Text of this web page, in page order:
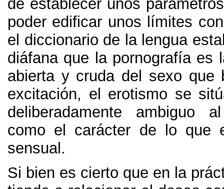
de establecer unos
poder edificar unos límites
el diccionario de la lengua
diáfana que la pornografía es
abierta y cruda del sexo que
excitación, el erotismo se
deliberadamente ambiguo
como el carácter de lo que
sensual.
Si bien es cierto que en la